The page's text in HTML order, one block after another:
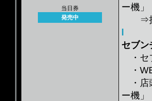
当日券
発売中
ー機」
⇒操
セブン
・セ
・
・店
ー機」